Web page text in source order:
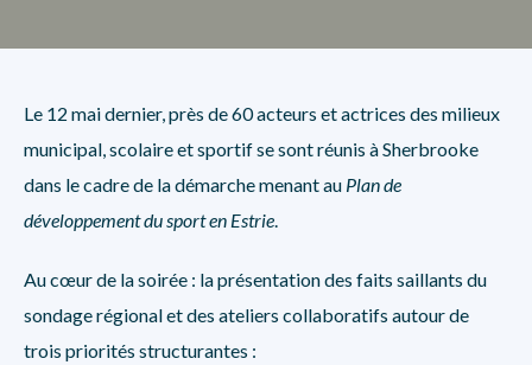
Le 12 mai dernier, près de 60 acteurs et actrices des milieux
municipal, scolaire et sportif se sont réunis à Sherbrooke
dans le cadre de la démarche menant au Plan de
développement du sport en Estrie.
Au cœur de la soirée : la présentation des faits saillants du
sondage régional et des ateliers collaboratifs autour de
trois priorités structurantes :